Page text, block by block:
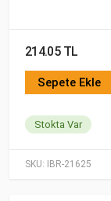
SKU: IBR-21625
214.05 TL
Sepete Ekle
Stokta Var